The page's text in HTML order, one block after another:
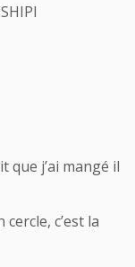
que j’ai mangé il
c’est la